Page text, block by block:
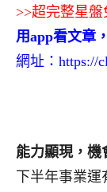
>>超完整星盤
用app看文章
網址： https://
能力顯現，機
下半年事業運